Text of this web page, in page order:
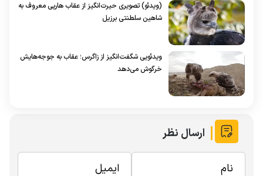
(ویدئو) تصویری حیرت‌انگیز از عقاب هارپی معروف به
شاهین سلطنتی برزیل
ویدئویی شگفت‌انگیز از زاگرس؛ عقاب به جوجه‌هایش
خرگوش می‌دهد
ارسال نظر